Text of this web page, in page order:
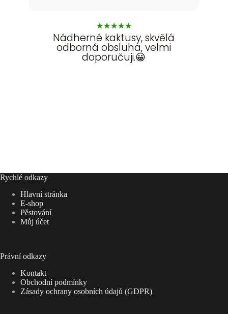
★★★★★
Nádherné kaktusy, skvělá
odborná obsluha, velmi
doporučuji.😀
Rychlé odkazy
Hlavní stránka
E-shop
Pěstování
Můj účet
Právní odkazy
Kontakt
Obchodní podmínky
Zásady ochrany osobních údajů (GDPR)